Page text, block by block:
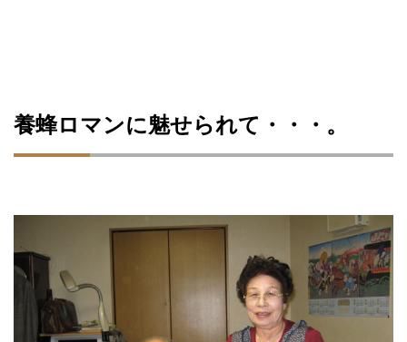
養蜂ロマンに魅せられて・・・。